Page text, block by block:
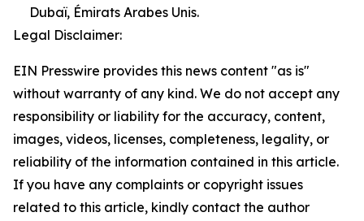
Dubaï, Émirats Arabes Unis.
Legal Disclaimer:
EIN Presswire provides this news content "as is"
without warranty of any kind. We do not accept any
responsibility or liability for the accuracy, content,
images, videos, licenses, completeness, legality, or
reliability of the information contained in this article.
If you have any complaints or copyright issues
related to this article, kindly contact the author